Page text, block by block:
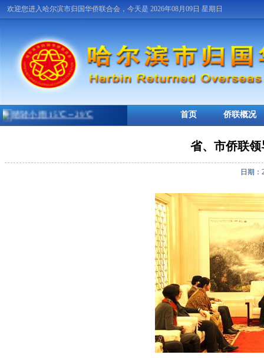
欢迎您进入哈尔滨市归国华侨联合会，今天是 2026年08月09日 星期日
首页 侨联概况
省、市侨联
日期